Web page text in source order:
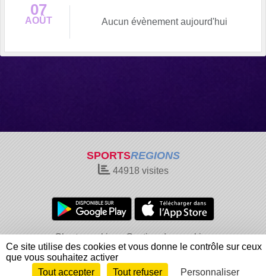
07
AOÛT Aucun évènement aujourd'hui
SPORTSREGIONS
44918visites
Charte cookies
Gestion des cookies
Informations légales
Signaler un contenu inapproprié
Envie de participer ? Connexion
Ce site utilise des cookies et vous donne le contrôle sur ceux
que vous souhaitez activer
Tout accepter
Tout refuser Personnaliser